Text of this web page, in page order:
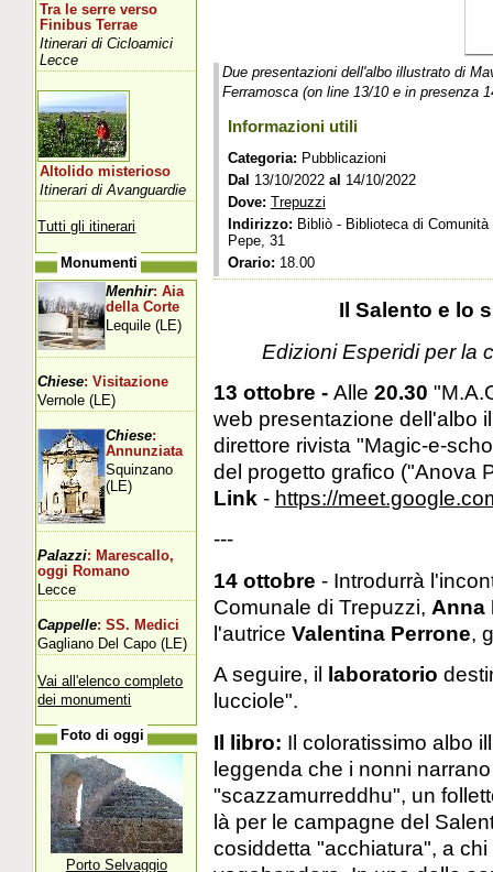
Due presentazioni dell'albo illustrato di
Ferramosca (on line 13/10 e in presenza
Informazioni utili
Categoria: Pubblicazioni
Dal 13/10/2022 al 14/10/2022
Dove: Trepuzzi
Indirizzo: Bibliò - Biblioteca di Comunità
Pepe, 31
Orario: 18.00
Il Salento e lo
Edizioni Esperidi per la
13 ottobre - Alle 20.30
web presentazione dell'albo
direttore rivista "Magic-e-
del progetto grafico ("Anova
Link - https://
---
14 ottobre - Introdurrà
Comunale di Trepuzzi, Anna
l'autrice Valentina Perrone,
A seguire, il laboratorio
lucciole".
Il libro: Il coloratissimo albo
leggenda che i nonni
"scazzamurreddhu", un
là per le campagne del
cosiddetta "acchiatura", a
Tra le serre verso
Finibus Terrae
Itinerari di Cicloamici
Lecce
Altolido misterioso
Itinerari di Avanguardie
Tutti gli itinerari
Monumenti
Menhir: Aia
della Corte
Lequile (LE)
Chiese: Visitazione
Vernole (LE)
Chiese:
Annunziata
Squinzano
(LE)
Palazzi: Marescallo,
oggi Romano
Lecce
Cappelle: SS. Medici
Gagliano Del Capo (LE)
Vai all'elenco completo
dei monumenti
Foto di oggi
Porto Selvaggio